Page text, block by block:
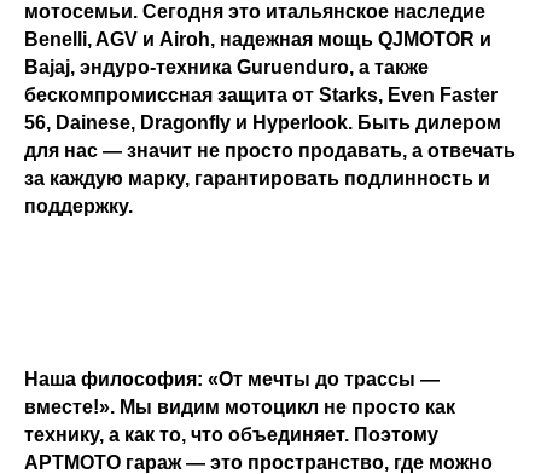
мотосемьи. Сегодня это итальянское наследие
Benelli, AGV и Airoh, надежная мощь QJMOTOR и
Bajaj, эндуро-техника Guruenduro, а также
бескомпромиссная защита от Starks, Even Faster
56, Dainese, Dragonfly и Hyperlook. Быть дилером
для нас — значит не просто продавать, а отвечать
за каждую марку, гарантировать подлинность и
поддержку.
Наша философия: «От мечты до трассы —
вместе!». Мы видим мотоцикл не просто как
технику, а как то, что объединяет. Поэтому
АРТМОТО гараж — это пространство, где можно